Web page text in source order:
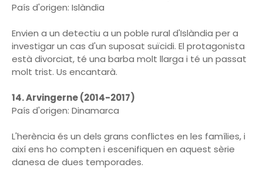
País d'origen: Islàndia
Envien a un detectiu a un poble rural d'Islàndia per a
investigar un cas d'un suposat suïcidi. El protagonista
està divorciat, té una barba molt llarga i té un passat
molt trist. Us encantarà.
14. Arvingerne (2014-2017)
País d'origen: Dinamarca
L'herència és un dels grans conflictes en les famílies, i
així ens ho compten i escenifiquen en aquest sèrie
danesa de dues temporades.